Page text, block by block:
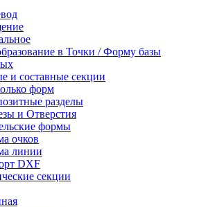
в Точки / Форму базы
и составные секции
форм
разделы
и Отверстия
формы
очков
линии
DXF
секции